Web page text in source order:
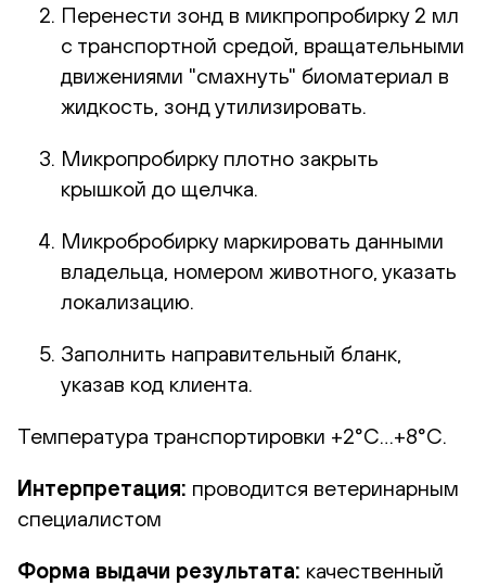
Перенести зонд в микпропробирку 2 мл
с транспортной средой, вращательными
движениями "смахнуть" биоматериал в
жидкость, зонд утилизировать.
Микропробирку плотно закрыть
крышкой до щелчка.
Микробробирку маркировать данными
владельца, номером животного, указать
локализацию.
Заполнить направительный бланк,
указав код клиента.
Температура транспортировки +2°С…+8°С.
Интерпретация: проводится ветеринарным
специалистом
Форма выдачи результата: качественный